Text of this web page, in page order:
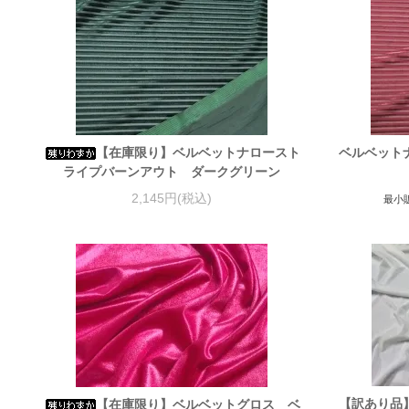
【在庫限り】ベルベットナロースト
ライプバーンアウト ダークグリーン
2,145円(税込)
ベルベッ
最小
【在庫限り】ベルベットグロス ベ 【訳あり